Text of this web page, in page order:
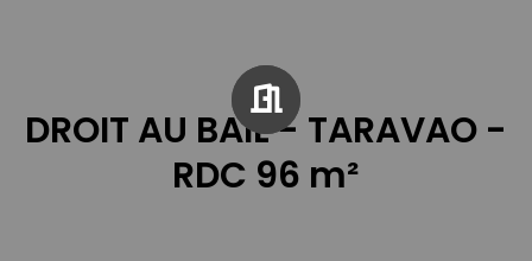
DROIT AU BAIL - TARAVAO -
RDC 96 m²